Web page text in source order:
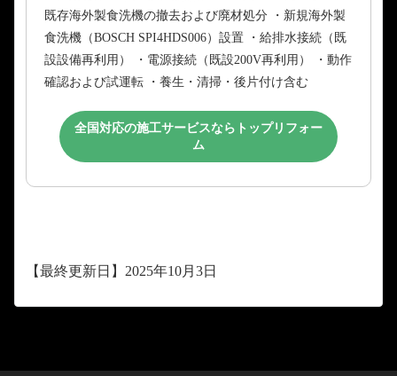
既存海外製食洗機の撤去および廃材処分 ・新規海外製
食洗機（BOSCH SPI4HDS006）設置 ・給排水接続（既
設設備再利用） ・電源接続（既設200V再利用） ・動作
確認および試運転 ・養生・清掃・後片付け含む
全国対応の施工サービスならトップリフォー
ム
【最終更新日】2025年10月3日